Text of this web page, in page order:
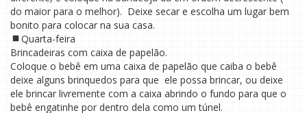
do maior para o melhor). Deixe secar e escolha um lugar bem
bonito para colocar na sua casa.
Quarta-feira
Brincadeiras com caixa de papelão.
Coloque o bebê em uma caixa de papelão que caiba o bebê
deixe alguns brinquedos para que ele possa brincar, ou deixe
ele brincar livremente com a caixa abrindo o fundo para que o
bebê engatinhe por dentro dela como um túnel.